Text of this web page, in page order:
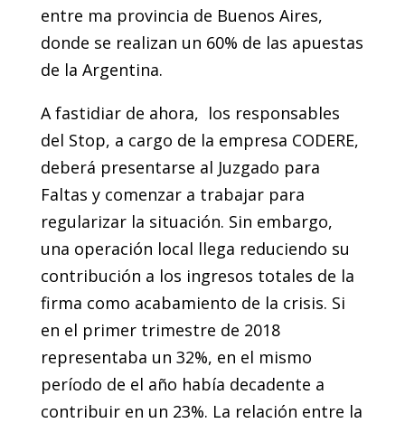
entre ma provincia de Buenos Aires,
donde se realizan un 60% de las apuestas
de la Argentina.
A fastidiar de ahora, los responsables
del Stop, a cargo de la empresa CODERE,
deberá presentarse al Juzgado para
Faltas y comenzar a trabajar para
regularizar la situación. Sin embargo,
una operación local llega reduciendo su
contribución a los ingresos totales de la
firma como acabamiento de la crisis. Si
en el primer trimestre de 2018
representaba un 32%, en el mismo
período de el año había decadente a
contribuir en un 23%. La relación entre la